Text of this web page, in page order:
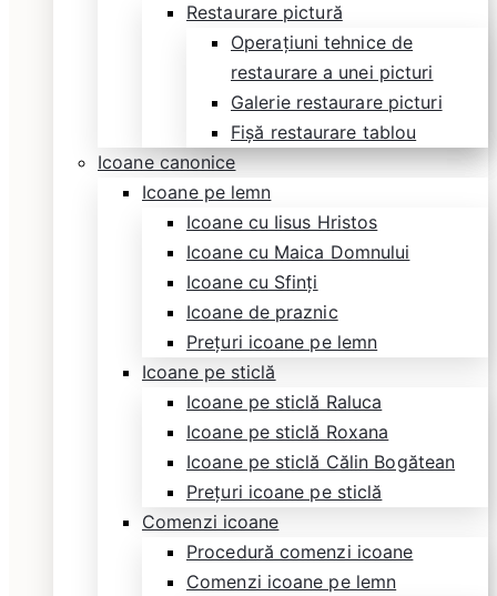
Restaurare pictură
Operațiuni tehnice de
restaurare a unei picturi
Galerie restaurare picturi
Fișă restaurare tablou
Icoane canonice
Icoane pe lemn
Icoane cu Iisus Hristos
Icoane cu Maica Domnului
Icoane cu Sfinți
Icoane de praznic
Prețuri icoane pe lemn
Icoane pe sticlă
Icoane pe sticlă Raluca
Icoane pe sticlă Roxana
Icoane pe sticlă Călin Bogătean
Prețuri icoane pe sticlă
Comenzi icoane
Procedură comenzi icoane
Comenzi icoane pe lemn